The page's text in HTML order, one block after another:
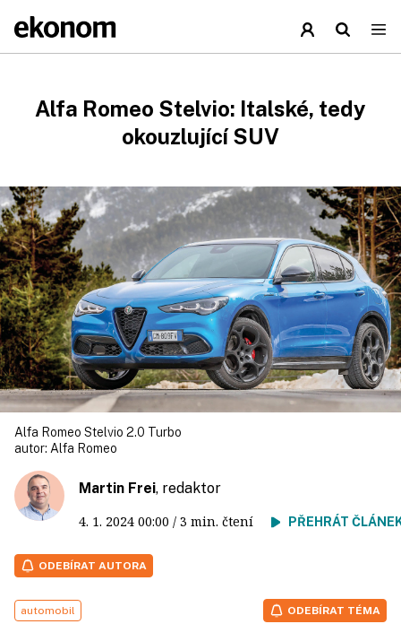
Alfa Romeo Stelvio: Italské, tedy
okouzlující SUV
Alfa Romeo Stelvio 2.0 Turbo
autor: Alfa Romeo
Martin Frei, redaktor
4. 1. 2024 00:00 / 3 min. čtení PŘEHRÁT
ODEBÍRAT AUTORA
automobil ODEBÍRAT TÉMA